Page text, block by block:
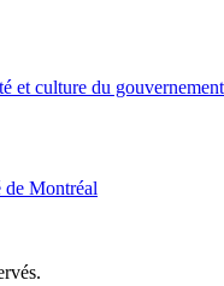
et culture du